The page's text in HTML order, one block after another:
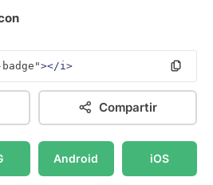
></i>
Compartir
Android iOS